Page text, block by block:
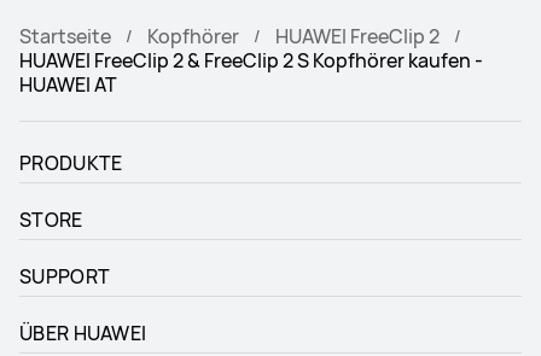
Startseite Kopfhörer
HUAWEI FreeClip 2
HUAWEI FreeClip 2 & FreeClip 2 S Kopfhörer kaufen -
HUAWEI AT
PRODUKTE
STORE
SUPPORT
ÜBER HUAWEI